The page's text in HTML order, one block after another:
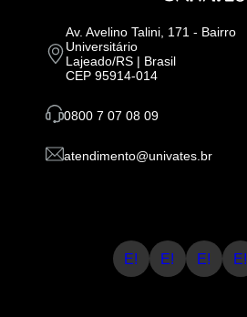
Av. Avelino Talini, 171 - Bairro
Universitário
Lajeado/RS | Brasil
CEP 95914-014
0800 7 07 08 09
atendimento@univates.br
E! E! E! E!